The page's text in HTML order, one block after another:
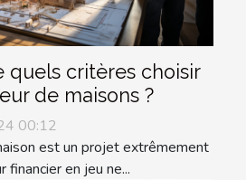
quels critères choisir
de maisons ?
00:12
est un projet extrêmement
financier en jeu ne...